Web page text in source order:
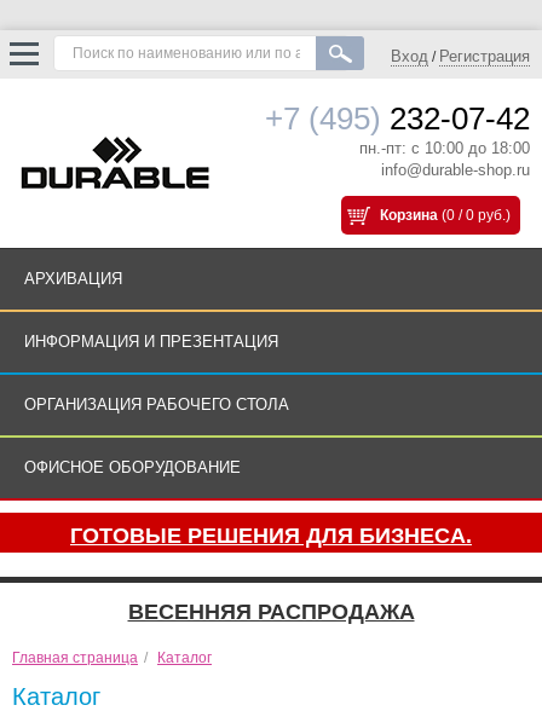
Вход / Регистрация
+7 (495) 232-07-42
пн.-пт: с 10:00 до 18:00
info@durable-shop.ru
Корзина (0 / 0 руб.)
АРХИВАЦИЯ
ИНФОРМАЦИЯ И ПРЕЗЕНТАЦИЯ
ОРГАНИЗАЦИЯ РАБОЧЕГО СТОЛА
ОФИСНОЕ ОБОРУДОВАНИЕ
ГОТОВЫЕ РЕШЕНИЯ ДЛЯ БИЗНЕСА.
ВЕСЕННЯЯ РАСПРОДАЖА
Главная страница / Каталог
Каталог